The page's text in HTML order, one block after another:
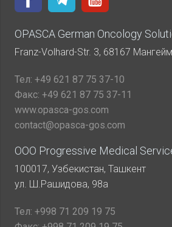
OPASCA German Oncology
Franz-Volhard-Str. 3, 68167
Тел: +49 621 87 75 37-10
Факс: +49 621 87 75 37-11
www.opasca-gos.com
contact@opasca-gos.com
ООО Progressive Medical
100017, Узбекистан, Ташкент
ул. Ш.Рашидова, 98а
Тел: +998 71 209 19 75